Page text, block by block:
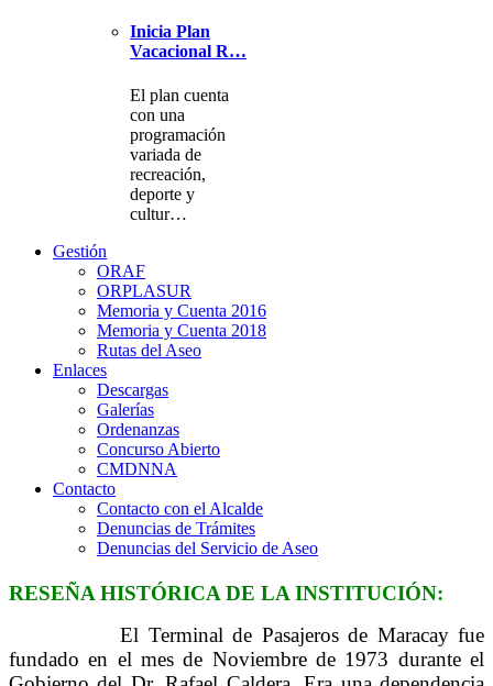
Inicia Plan
Vacacional R…
El plan cuenta
con una
programación
variada de
recreación,
deporte y
cultur…
Gestión
ORAF
ORPLASUR
Memoria y Cuenta 2016
Memoria y Cuenta 2018
Rutas del Aseo
Enlaces
Descargas
Galerías
Ordenanzas
Concurso Abierto
CMDNNA
Contacto
Contacto con el Alcalde
Denuncias de Trámites
Denuncias del Servicio de Aseo
RESEÑA HISTÓRICA DE LA INSTITUCIÓN:
El Terminal de Pasajeros de Maracay fue
fundado en el mes de Noviembre de 1973 durante el